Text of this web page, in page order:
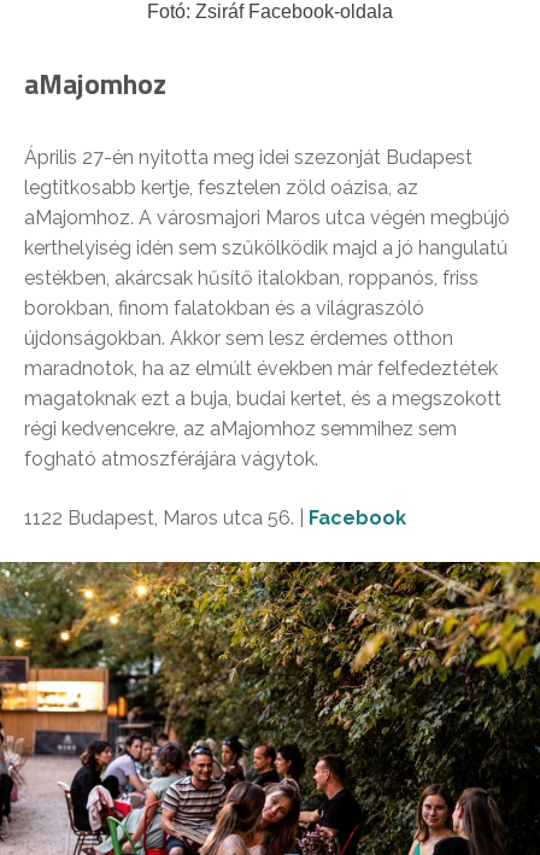
Fotó: Zsiráf Facebook-oldala
aMajomhoz
Április 27-én nyitotta meg idei szezonját Budapest
legtitkosabb kertje, fesztelen zöld oázisa, az
aMajomhoz. A városmajori Maros utca végén megbújó
kerthelyiség idén sem szűkölködik majd a jó hangulatú
estékben, akárcsak hűsítő italokban, roppanós, friss
borokban, finom falatokban és a világraszóló
újdonságokban. Akkor sem lesz érdemes otthon
maradnotok, ha az elmúlt években már felfedeztétek
magatoknak ezt a buja, budai kertet, és a megszokott
régi kedvencekre, az aMajomhoz semmihez sem
fogható atmoszférájára vágytok.
1122 Budapest, Maros utca 56. | Facebook